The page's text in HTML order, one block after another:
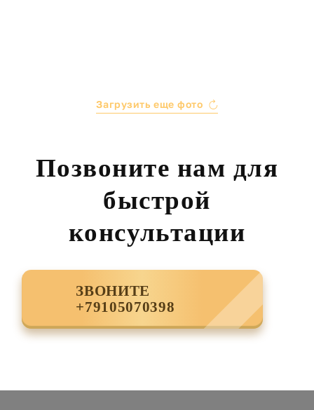
Загрузить еще фото
Позвоните нам для
быстрой
консультации
ЗВОНИТЕ
+79105070398